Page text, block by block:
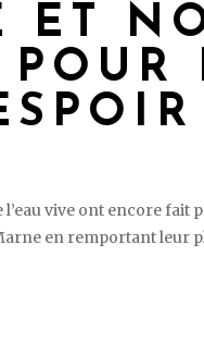
ET
vive ont encore fait
en remportant leur